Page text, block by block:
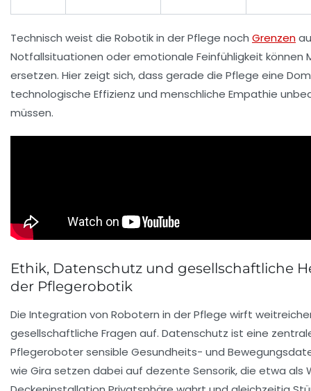
Technisch weist die Robotik in der Pflege noch Grenzen
Notfallsituationen oder emotionale Feinfühligkeit können
ersetzen. Hier zeigt sich, dass gerade die Pflege eine
technologische Effizienz und menschliche Empathie
müssen.
Ethik, Datenschutz und gesellschaftliche
der Pflegerobotik
Die Integration von Robotern in der Pflege wirft
gesellschaftliche Fragen auf. Datenschutz ist eine
Pflegeroboter sensible Gesundheits- und
wie Gira setzen dabei auf dezente Sensorik, die etwa als